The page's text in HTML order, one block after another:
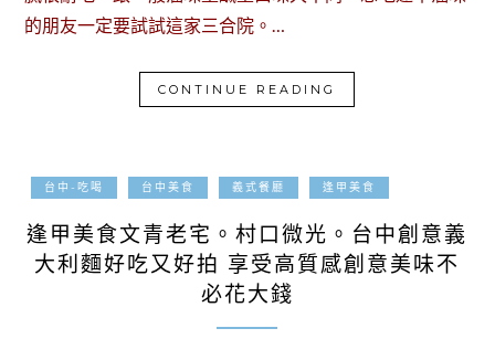
的朋友一定要試試這家三合院。…
CONTINUE READING
台中-吃喝 台中美食 義式餐廳 逢甲美食
逢甲美食文青老宅。村口微光。台中創意義
大利麵好吃又好拍 享受高質感創意美味不
必花大錢